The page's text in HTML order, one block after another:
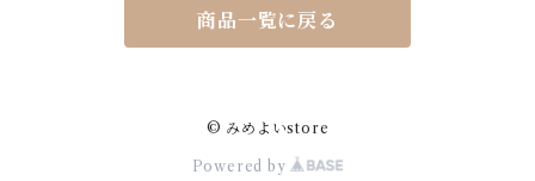
商品一覧に戻る
© みめよいstore
Powered by